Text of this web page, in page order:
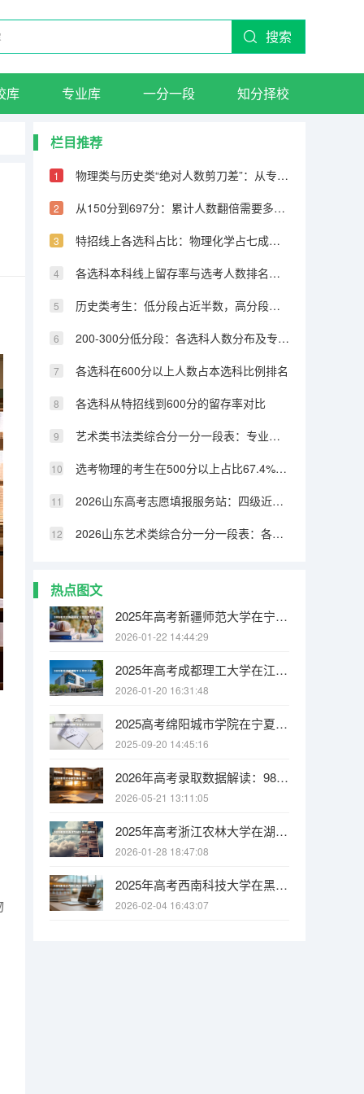
搜索
库 专业库 一分一段 知分择校
栏目推荐
物理类与历史类“绝对人数剪刀差”：从专科到600分物理反超22万人
从150分到697分：累计人数翻倍需要多少分，越高分段跨越越大
特招线上各选科占比：物理化学占七成，历史仅占三成
各选科本科线上留存率与选考人数排名完全相反
历史类考生：低分段占近半数，高分段锐减
200-300分低分段：各选科人数分布及专科保底策略
各选科在600分以上人数占本选科比例排名
各选科从特招线到600分的留存率对比
艺术类书法类综合分一分一段表：专业成绩占比70%，文化331分可上本科
选考物理的考生在500分以上占比67.4%，历史类仅32.8%
2026山东高考志愿填报服务站：四级近800个免费开放
2026山东艺术类综合分一分一段表：各专业类别双达线考生文化成绩排名的作用
热点图文
2025年高考新疆师范大学在宁夏投档分数线
2026-01-22 14:44:29
2025年高考成都理工大学在江苏投档分数线
2026-01-20 16:31:48
2025高考绵阳城市学院在宁夏招生计划介绍
2025-09-20 14:45:16
2026年高考录取数据解读：985/211/双一流录取率各省排名
2026-05-21 13:11:05
2025年高考浙江农林大学在湖南投档分数线
2026-01-28 18:47:08
2025年高考西南科技大学在黑龙江投档分数线
2026-02-04 16:43:07